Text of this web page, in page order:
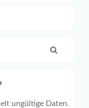
SEARCH
ungültige Daten.